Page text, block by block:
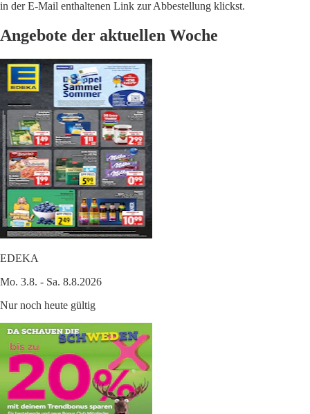
in der E-Mail enthaltenen Link zur Abbestellung klickst.
Angebote der aktuellen Woche
EDEKA
Mo. 3.8. - Sa. 8.8.2026
Nur noch heute gültig